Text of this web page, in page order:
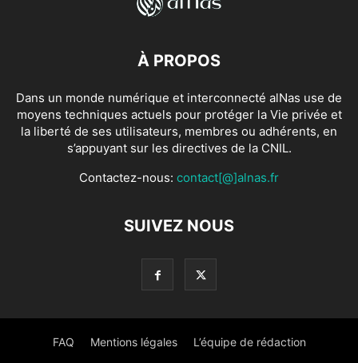
À PROPOS
Dans un monde numérique et interconnecté alNas use de
moyens techniques actuels pour protéger la Vie privée et
la liberté de ses utilisateurs, membres ou adhérents, en
s’appuyant sur les directives de la CNIL.
Contactez-nous: contact[@]alnas.fr
SUIVEZ NOUS
FAQ Mentions légales L’équipe de rédaction